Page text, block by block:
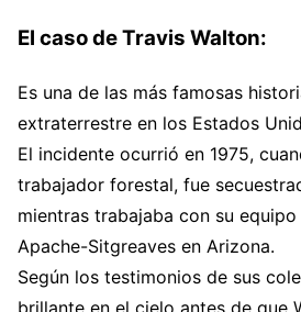
El caso de Travis Walton:
Es una de las más famosas
extraterrestre en los Estados
El incidente ocurrió en 1975,
trabajador forestal, fue
mientras trabajaba con su
Apache-Sitgreaves en Arizona.
Según los testimonios de sus
brillante en el cielo antes de que